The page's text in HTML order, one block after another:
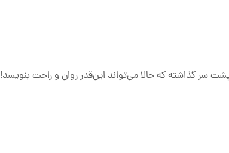
پشت سر گذاشته که حالا می‌تواند این‌قدر روان و راحت بنویسد!